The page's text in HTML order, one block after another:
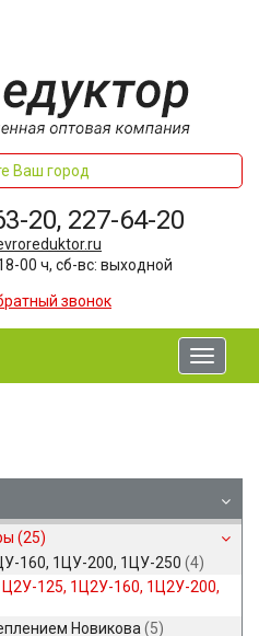
Ваш город
20, 227-64-20
00 ч, сб-вс: выходной
звонок
Toggle
(25)
160, 1ЦУ-200, 1ЦУ-250 (4)
125, 1Ц2У-160, 1Ц2У-200,
Новикова (5)